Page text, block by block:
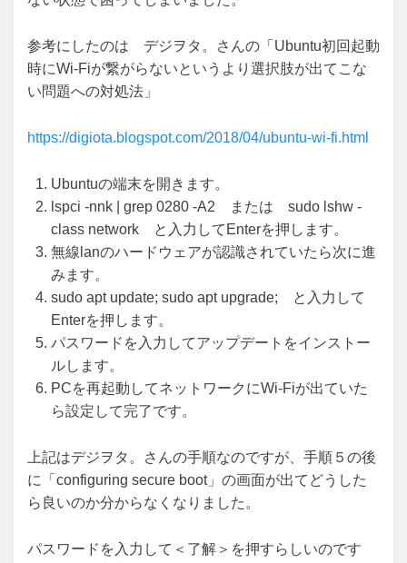
参考にしたのは デジヲタ。さんの「Ubuntu初回起動
時にWi-Fiが繋がらないというより選択肢が出てこな
い問題への対処法」
https://digiota.blogspot.com/2018/04/ubuntu-wi-fi.html
Ubuntuの端末を開きます。
lspci -nnk | grep 0280 -A2 または sudo lshw -
class network と入力してEnterを押します。
無線lanのハードウェアが認識されていたら次に進
みます。
sudo apt update; sudo apt upgrade; と入力して
Enterを押します。
パスワードを入力してアップデートをインストー
ルします。
PCを再起動してネットワークにWi-Fiが出ていた
ら設定して完了です。
上記はデジヲタ。さんの手順なのですが、手順５の後
に「configuring secure boot」の画面が出てどうした
ら良いのか分からなくなりました。
パスワードを入力して＜了解＞を押すらしいのです